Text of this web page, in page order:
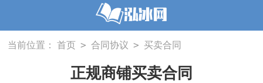
当前位置： 首页 > 合同协议 > 买卖合同
正规商铺买卖合同